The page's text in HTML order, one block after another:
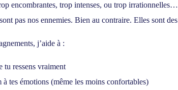
encombrantes, trop intenses, ou trop irrationnelles…
pas nos ennemies. Bien au contraire. Elles sont des
j’aide à :
tu ressens vraiment
tes émotions (même les moins confortables)